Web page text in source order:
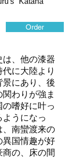
Order
、他の漆器
に大陸より
にあり、後
わりが強ま
の嗜好に叶っ
うになっ
、南蠻渡来の
異国情趣が好
商の、床の間